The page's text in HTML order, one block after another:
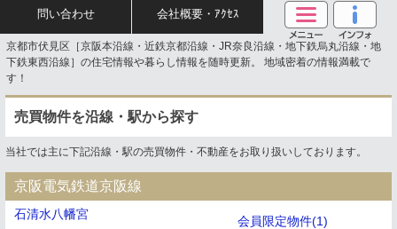
問い合わせ 会社概要・ｱｸｾｽ
京都市伏見区［京阪本沿線・近鉄京都沿線・JR奈良沿線・地下鉄烏丸沿線・地
下鉄東西沿線］の住宅情報や暮らし情報を随時更新。 地域密着の情報満載で
す！
売買物件を沿線・駅から探す
当社では主に下記沿線・駅の売買物件・不動産をお取り扱いしております。
京阪電気鉄道京阪線
石清水八幡宮 会員限定物件(1)